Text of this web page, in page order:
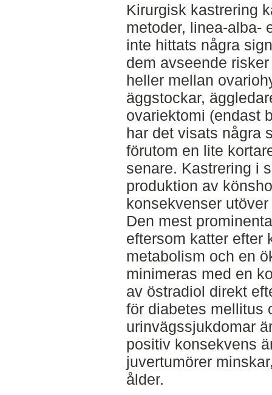
Kirurgisk kastrering
metoder, linea-alba-
inte hittats några
dem avseende
heller mellan
äggstockar,
ovariektomi (endast
har det visats några
förutom en lite
senare. Kastrering i
produktion av
konsekvenser
Den mest
eftersom katter efter
metabolism och en
minimeras med en
av östradiol direkt
för diabetes mellitus
urinvägssjukdomar
positiv konsekvens
juvertumörer
ålder.